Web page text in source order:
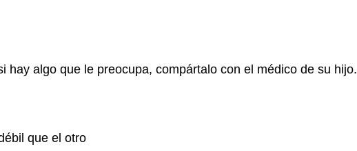
hay algo que le preocupa, compártalo con el médico de su hijo.
que el otro